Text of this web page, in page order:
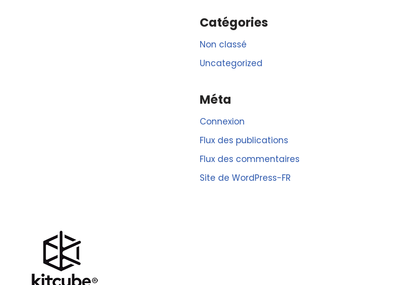
Catégories
Non classé
Uncategorized
Méta
Connexion
Flux des publications
Flux des commentaires
Site de WordPress-FR